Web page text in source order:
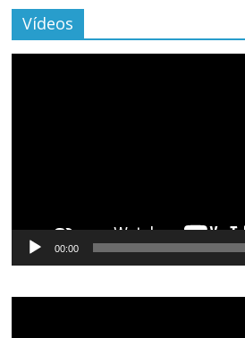
Vídeos
00:00